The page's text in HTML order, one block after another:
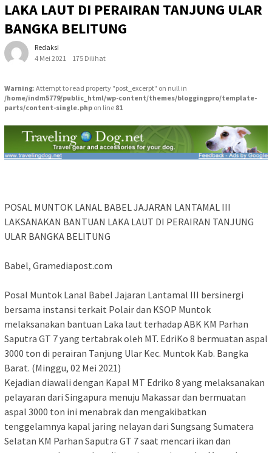
LAKA LAUT DI PERAIRAN TANJUNG ULAR
BANGKA BELITUNG
Redaksi
4 Mei 2021
175 Dilihat
Warning: Attempt to read property "post_excerpt" on null in
/home/indm5779/public_html/wp-content/themes/bloggingpro/template-
parts/content-single.php on line 81
POSAL MUNTOK LANAL BABEL JAJARAN LANTAMAL III
LAKSANAKAN BANTUAN LAKA LAUT DI PERAIRAN TANJUNG
ULAR BANGKA BELITUNG
Babel, Gramediapost.com
Posal Muntok Lanal Babel Jajaran Lantamal III bersinergi
bersama instansi terkait Polair dan KSOP Muntok
melaksanakan bantuan Laka laut terhadap ABK KM Parhan
Saputra GT 7 yang tertabrak oleh MT. EdriKo 8 bermuatan aspal
3000 ton di perairan Tanjung Ular Kec. Muntok Kab. Bangka
Barat. (Minggu, 02 Mei 2021)
Kejadian diawali dengan Kapal MT Edriko 8 yang melaksanakan
pelayaran dari Singapura menuju Makassar dan bermuatan
aspal 3000 ton ini menabrak dan mengakibatkan
tenggelamnya kapal jaring nelayan dari Sungsang Sumatera
Selatan KM Parhan Saputra GT 7 saat mencari ikan dan